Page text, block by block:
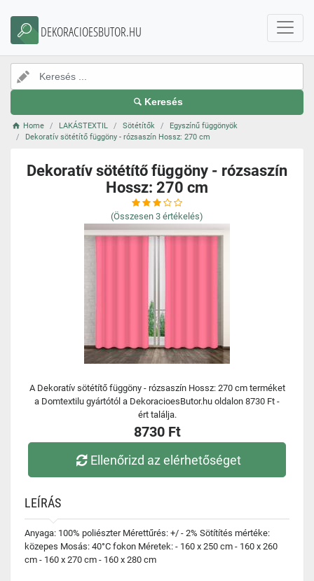
DEKORACIOESBUTOR.HU
Keresés
Home LAKÁSTEXTIL Sötétítők
Egyszínű függönyök
Dekoratív sötétítő függöny - rózsaszín Hossz: 270 cm
Dekoratív sötétítő függöny - rózsaszín
Hossz: 270 cm
(Összesen 3 értékelés)
A Dekoratív sötétítő függöny - rózsaszín Hossz: 270 cm terméket
a Domtextilu gyártótól a DekoracioesButor.hu oldalon 8730 Ft -
ért találja.
8730 Ft
Ellenőrizd az elérhetőséget
LEÍRÁS
Anyaga: 100% poliészter Mérettűrés: +/ - 2% Sötítítés mértéke:
közepes Mosás: 40°C fokon Méretek: - 160 x 250 cm - 160 x 260
cm - 160 x 270 cm - 160 x 280 cm